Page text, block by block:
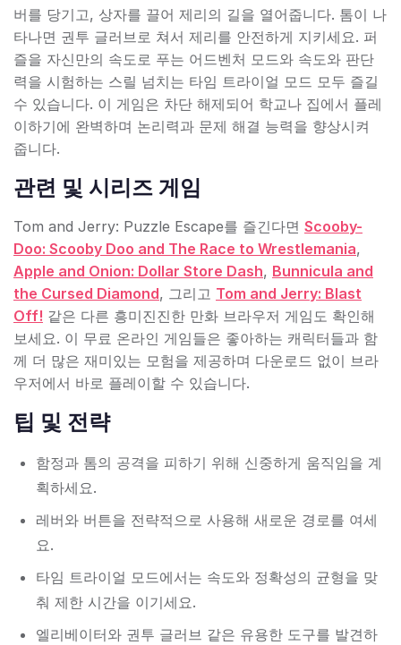
버를 당기고, 상자를 끌어 제리의 길을 열어줍니다. 톰이 나
타나면 권투 글러브로 쳐서 제리를 안전하게 지키세요. 퍼
즐을 자신만의 속도로 푸는 어드벤처 모드와 속도와 판단
력을 시험하는 스릴 넘치는 타임 트라이얼 모드 모두 즐길
수 있습니다. 이 게임은 차단 해제되어 학교나 집에서 플레
이하기에 완벽하며 논리력과 문제 해결 능력을 향상시켜
줍니다.
관련 및 시리즈 게임
Tom and Jerry: Puzzle Escape를 즐긴다면 Scooby-
Doo: Scooby Doo and The Race to Wrestlemania,
Apple and Onion: Dollar Store Dash, Bunnicula and
the Cursed Diamond, 그리고 Tom and Jerry: Blast
Off! 같은 다른 흥미진진한 만화 브라우저 게임도 확인해
보세요. 이 무료 온라인 게임들은 좋아하는 캐릭터들과 함
께 더 많은 재미있는 모험을 제공하며 다운로드 없이 브라
우저에서 바로 플레이할 수 있습니다.
팁 및 전략
함정과 톰의 공격을 피하기 위해 신중하게 움직임을 계
획하세요.
레버와 버튼을 전략적으로 사용해 새로운 경로를 여세
요.
타임 트라이얼 모드에서는 속도와 정확성의 균형을 맞
춰 제한 시간을 이기세요.
엘리베이터와 권투 글러브 같은 유용한 도구를 발견하